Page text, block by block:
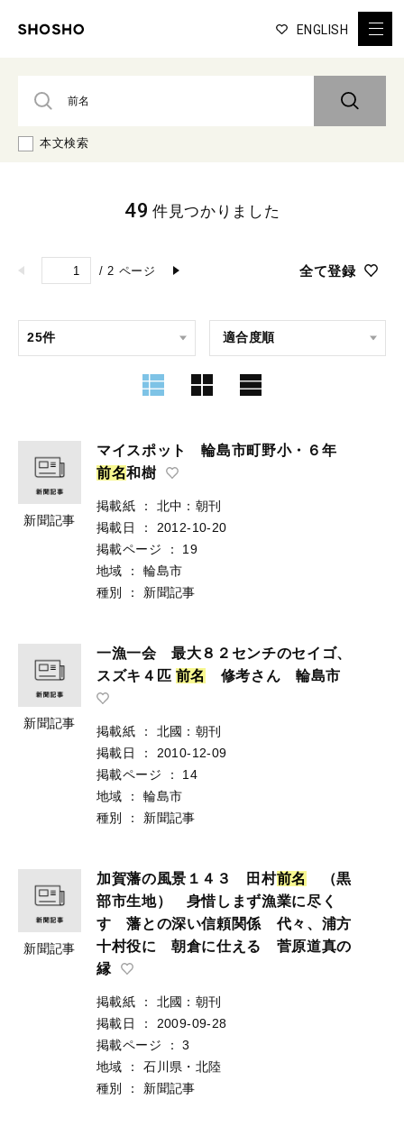
ENGLISH
本文検索
/ 2 ページ 全て登録
49 件見つかりました
新聞記事
マイスポット 輪島市町野小・６年
前名和樹
掲載紙 ：
北中：朝刊
掲載日
：
2012-10-20
掲載ページ
：
19
地域
：
輪島市
種別
： 新聞記事
新聞記事
一漁一会 最大８２センチのセイゴ、
スズキ４匹 前名 修考さん 輪島市
掲載紙 ：
北國：朝刊
掲載日
：
2010-12-09
掲載ページ
：
14
地域
：
輪島市
種別
： 新聞記事
新聞記事
加賀藩の風景１４３ 田村前名
（黒
部市生地） 身惜しまず漁業に尽く
す 藩との深い信頼関係 代々、浦方
十村役に 朝倉に仕える 菅原道真の
縁
掲載紙 ：
北國：朝刊
掲載日
：
2009-09-28
掲載ページ
：
3
地域
：
石川県・北陸
種別
： 新聞記事